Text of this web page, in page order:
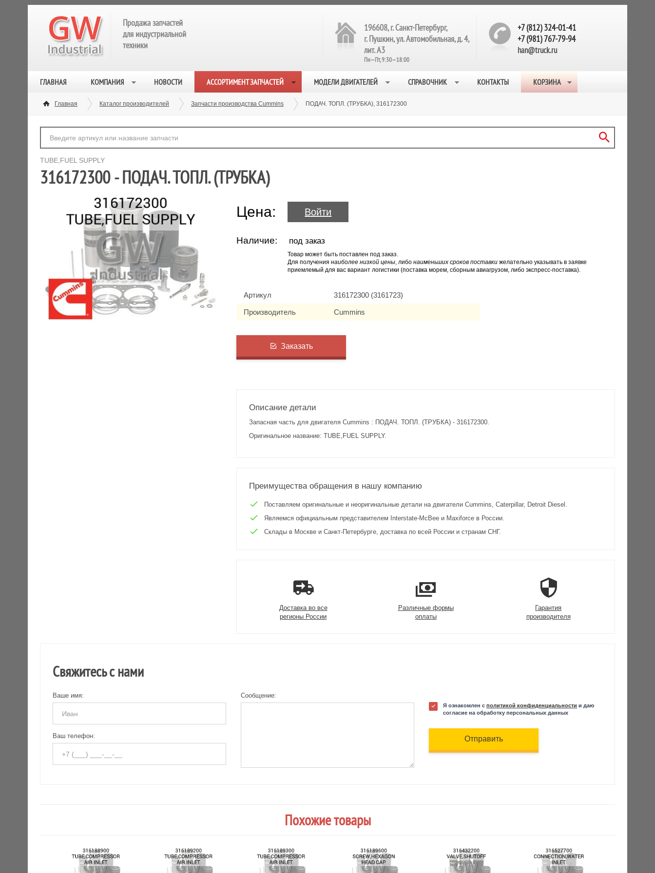
Продажа запчастей
для индустриальной
техники
196608, г. Санкт-Петербург,
г. Пушкин, ул. Автомобильная, д. 4,
лит. А3
Пн—Пт, 9:30—18:00
+7 (812) 324-01-41
+7 (981) 767-79-94
han@truck.ru
ГЛАВНАЯ КОМПАНИЯ НОВОСТИ АССОРТИМЕНТ ЗАПЧАСТЕЙ МОДЕЛИ ДВИГАТЕЛЕЙ СПРАВОЧНИК КОНТАКТЫ КОРЗИНА
Главная Каталог производителей Запчасти производства Cummins ПОДАЧ. ТОПЛ. (ТРУБКА), 316172300
TUBE,FUEL SUPPLY
316172300 - ПОДАЧ. ТОПЛ. (ТРУБКА)
Цена: Войти
Наличие: под заказ
Товар может быть поставлен под заказ.
Для получениянаиболее низкой цены, либонаименьших сроков поставки желательно указывать в заявке
приемлемый для вас вариант логистики (поставка морем, сборным авиагрузом, либо экспресс-поставка).
Артикул 316172300 (3161723)
Производитель Cummins
Заказать
Описание детали
Запасная часть для двигателя Cummins : ПОДАЧ. ТОПЛ. (ТРУБКА) - 316172300.
Оригинальное название: TUBE,FUEL SUPPLY.
Преимущества обращения в нашу компанию
Поставляем оригинальные и неоригинальные детали на двигатели Cummins, Caterpillar, Detroit Diesel.
Являемся официальным представителем Interstate-McBee и Maxiforce в России.
Склады в Москве и Санкт-Петербурге, доставка по всей России и странам СНГ.
Доставка во все
регионы России
Различные формы
оплаты
Гарантия
производителя
Свяжитесь с нами
Ваше имя:
Ваш телефон:
Сообщение:
Я ознакомлен с политикой конфиденциальности и даю
согласие на обработку персональных данных
Отправить
Похожие товары